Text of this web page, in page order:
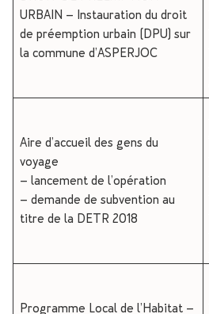
URBAIN – Instauration du droit
de préemption urbain (DPU) sur
la commune d’ASPERJOC
Aire d’accueil des gens du
voyage
– lancement de l’opération
– demande de subvention au
titre de la DETR 2018
Programme Local de l’Habitat –